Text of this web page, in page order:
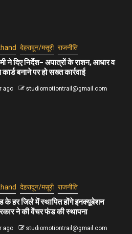
देहरादून/मसूरी राजनीति
ने दिए निर्देश– अपात्रों के राशन, आधार व
बनाने पर हो सख्त कार्रवाई
ago studiomotiontrail@gmail.com
देहरादून/मसूरी राजनीति
के हर जिले में स्थापित होंगे इनक्यूबेशन
ने की वेंचर फंड की स्थापना
ago studiomotiontrail@gmail.com